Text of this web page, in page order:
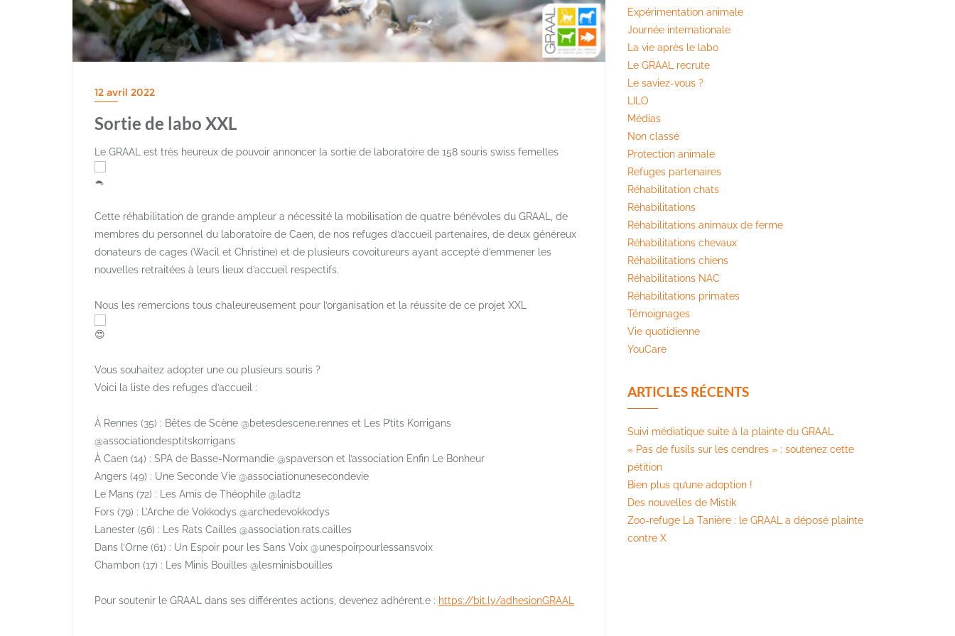
12 avril 2022
Sortie de labo XXL
Le GRAAL est très heureux de pouvoir annoncer la sortie de laboratoire de 158 souris swiss femelles
Cette réhabilitation de grande ampleur a nécessité la mobilisation de quatre bénévoles du GRAAL, de
membres du personnel du laboratoire de Caen, de nos refuges d’accueil partenaires, de deux généreux
donateurs de cages (Wacil et Christine) et de plusieurs covoitureurs ayant accepté d’emmener les
nouvelles retraitées à leurs lieux d’accueil respectifs.
Nous les remercions tous chaleureusement pour l’organisation et la réussite de ce projet XXL
Vous souhaitez adopter une ou plusieurs souris ?
Voici la liste des refuges d’accueil :
À Rennes (35) : Bêtes de Scène @betesdescene.rennes et Les P’tits Korrigans
@associationdesptitskorrigans
À Caen (14) : SPA de Basse-Normandie @spaverson et l’association Enfin Le Bonheur
Angers (49) : Une Seconde Vie @associationunesecondevie
Le Mans (72) : Les Amis de Théophile @ladt2
Fors (79) : L’Arche de Vokkodys @archedevokkodys
Lanester (56) : Les Rats Cailles @association.rats.cailles
Dans l’Orne (61) : Un Espoir pour les Sans Voix @unespoirpourlessansvoix
Chambon (17) : Les Minis Bouilles @lesminisbouilles
Pour soutenir le GRAAL dans ses différentes actions, devenez adhérent.e : https://bit.ly/adhesionGRAAL
Expérimentation animale
Journée internationale
La vie après le labo
Le GRAAL recrute
Le saviez-vous ?
LILO
Médias
Non classé
Protection animale
Refuges partenaires
Réhabilitation chats
Réhabilitations
Réhabilitations animaux de ferme
Réhabilitations chevaux
Réhabilitations chiens
Réhabilitations NAC
Réhabilitations primates
Témoignages
Vie quotidienne
YouCare
ARTICLES RÉCENTS
Suivi médiatique suite à la plainte du GRAAL
« Pas de fusils sur les cendres » : soutenez cette
pétition​
Bien plus qu’une adoption !
Des nouvelles de Mistik
Zoo-refuge La Tanière : le GRAAL a déposé plainte
contre X